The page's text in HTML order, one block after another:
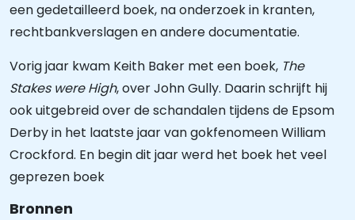
een gedetailleerd boek, na onderzoek in kranten,
rechtbankverslagen en andere documentatie.
Vorig jaar kwam Keith Baker met een boek, The
Stakes were High, over John Gully. Daarin schrijft hij
ook uitgebreid over de schandalen tijdens de Epsom
Derby in het laatste jaar van gokfenomeen William
Crockford. En begin dit jaar werd het boek het veel
geprezen boek
Bronnen